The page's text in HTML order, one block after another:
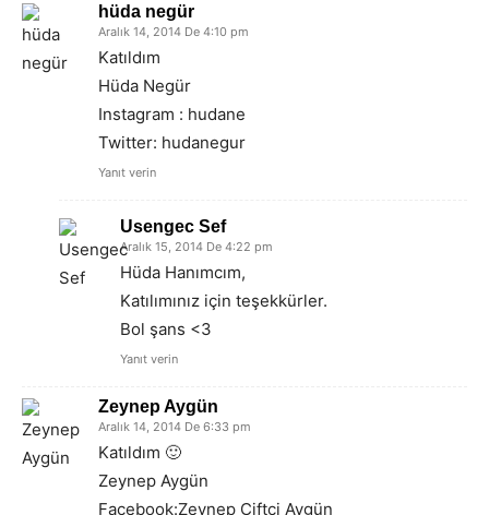
hüda negür
Aralık 14, 2014 De 4:10 pm
Katıldım
Hüda Negür
Instagram : hudane
Twitter: hudanegur
Yanıt verin
Usengec Sef
Aralık 15, 2014 De 4:22 pm
Hüda Hanımcım,
Katılımınız için teşekkürler.
Bol şans <3
Yanıt verin
Zeynep Aygün
Aralık 14, 2014 De 6:33 pm
Katıldım 🙂
Zeynep Aygün
Facebook:Zeynep Çiftçi Aygün